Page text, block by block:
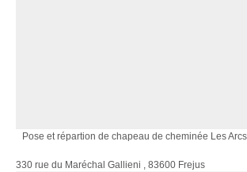
Pose et répartion de chapeau de cheminée Les Arcs
330 rue du Maréchal Gallieni , 83600 Frejus